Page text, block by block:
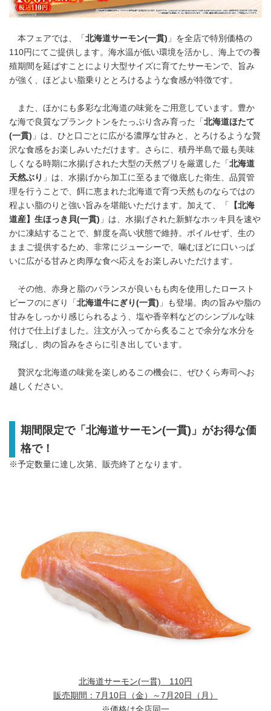
本フェアでは、「 北海道サーモン(一貫) 」を全店で特別価格の
110円にてご提供します。海水温が低い環境を活かし、海上での養
殖期間を延ばすことにより大型サイズに育てたサーモンで、旨み
が強く、ほどよい脂乗りととろけるような食感が特徴です。
また、ほかにも多彩な北海道の味覚をご用意しています。豊か
な海で良質なプランクトンをたっぷり含み育った「 北海道ほたて
(一貫) 」は、ひと口ごとに広がる濃厚な甘みと、とろけるような贅
沢な食感をお楽しみいただけます。さらに、積丹半島で最も美味
しくなる時期に水揚げされた大型の天然ブリを厳選した「 北海道
天然ぶり 」は、水揚げから加工に至るまで徹底した衛生、品質管
理を行うことで、餌に恵まれた北海道で育つ天然ものならではの
程よい脂のりと強い旨みを堪能いただけます。加えて、「
【北海
道産】生ほっき貝(一貫) 」は、水揚げされた新鮮なホッキ貝を速や
かに凍結することで、鮮度を高い状態で維持。ボイルせず、生の
ままご提供するため、非常にジューシーで、噛むほどに口いっぱ
いに広がる甘みと肉厚な食べ応えをお楽しみいただけます。
その他、赤身と脂のバランスが良いもも肉を使用したロースト
ビーフのにぎり「 北海道牛にぎり (一貫) 」も登場。肉の旨みや脂の
甘みをしっかり感じられるよう、塩や香辛料などのシンプルな味
付けで仕上げました。注文が入ってから炙ることで余分な水分を
飛ばし、肉の旨みをさらに引き出しています。
贅沢な北海道の味覚を楽しめるこの機会に、ぜひくら寿司へお
越しください。
期間限定で「北海道サーモン(一貫) 」がお得な価
格で！
※予定数量に達し次第、販売終了となります。
北海道サーモン(一貫) 110円
販売期間：7月10日（金）～7月20日（月）